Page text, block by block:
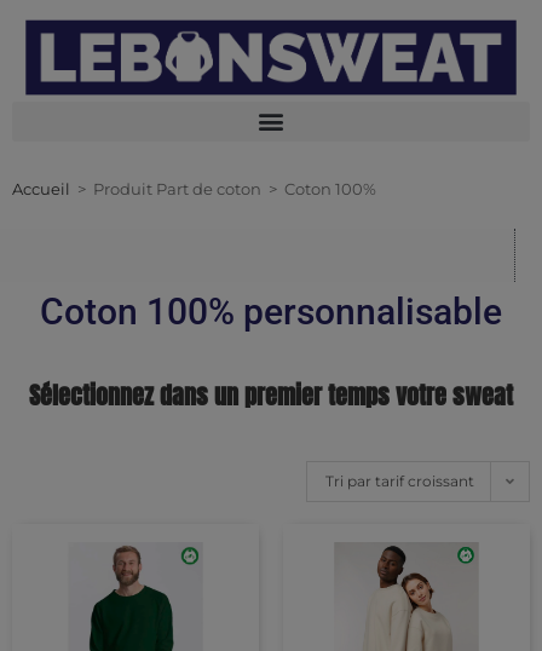
Accueil > Produit Part de coton > Coton 100%
Coton 100% personnalisable
Sélectionnez dans un premier temps votre sweat
Tri par tarif croissant